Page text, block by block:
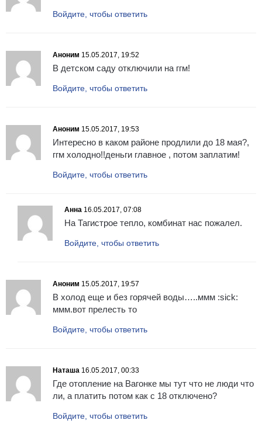
Войдите, чтобы ответить
Аноним 15.05.2017, 19:52
В детском саду отключили на ггм!
Войдите, чтобы ответить
Аноним 15.05.2017, 19:53
Интересно в каком районе продлили до 18 мая?,
ггм холодно!!деньги главное , потом заплатим!
Войдите, чтобы ответить
Анна 16.05.2017, 07:08
На Тагистрое тепло, комбинат нас пожалел.
Войдите, чтобы ответить
Аноним 15.05.2017, 19:57
В холод еще и без горячей воды…..ммм :sick:
ммм.вот прелесть то
Войдите, чтобы ответить
Наташа 16.05.2017, 00:33
Где отопление на Вагонке мы тут что не люди что
ли, а платить потом как с 18 отключено?
Войдите, чтобы ответить